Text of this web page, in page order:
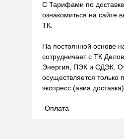
С Тарифами по
ознакомиться на сайте
ТК.
На постоянной основе
сотрудничает с ТК
Энергия, ПЭК и СДЭК.
осуществляется только
экспресс (авиа доставка).
Оплата